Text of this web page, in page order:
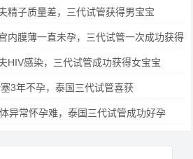
精子质量差，三代试管获得男宝宝
内膜薄一直未孕，三代试管一次成功获得
HIV感染，三代试管成功获得女宝宝
3年不孕，泰国三代试管喜获
异常怀孕难，泰国三代试管成功好孕